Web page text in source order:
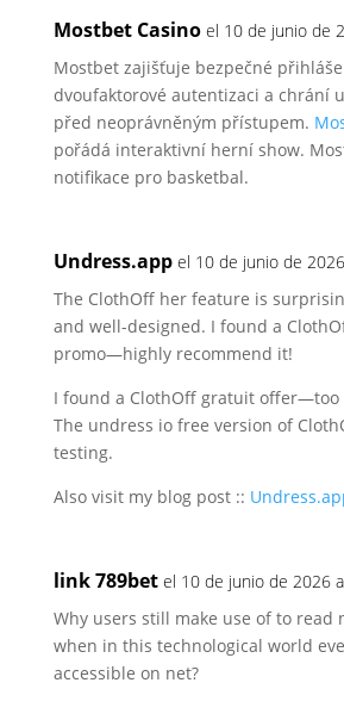
Mostbet Casino el 10 de junio de
Mostbet zajišťuje bezpečné
dvoufaktorové autentizaci a chrání
před neoprávněným přístupem.
pořádá interaktivní herníshow.
notifikace pro basketbal.
Undress.app el 10 de junio de
The ClothOff her feature is
and well-designed. I found a
promo—highly recommend it!
I found a ClothOff gratuit offer—too
The undress io free version of
testing.
Also visit my blog post ::
link 789bet el 10 de junio de 2026
Why users still make use of to read
when in this technological world
accessible on net?